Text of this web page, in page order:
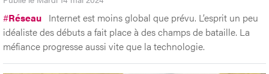
#Réseau Internet est moins global que prévu. L’esprit un peu
idéaliste des débuts a fait place à des champs de bataille. La
méfiance progresse aussi vite que la technologie.